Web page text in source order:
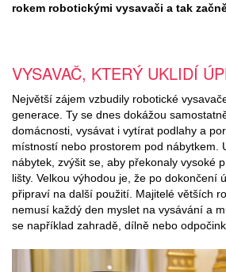
rokem robotickými vysavači a tak
VYSAVAČ, KTERÝ UKLIDÍ
Největší zájem vzbudily robotické
generace. Ty se dnes dokážou
domácnosti, vysávat i vytírat podlahy a
místností nebo prostorem pod nábytkem.
nábytek, zvýšit se, aby překonaly vysoké
lišty. Velkou výhodou je, že po dokončení
připraví na další použití. Majitelé větších
nemusí každý den myslet na vysávání a
se například zahradě, dílně nebo